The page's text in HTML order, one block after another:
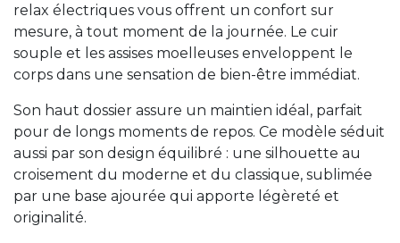
relax électriques vous offrent un confort sur
mesure, à tout moment de la journée. Le cuir
souple et les assises moelleuses enveloppent le
corps dans une sensation de bien-être immédiat.
Son haut dossier assure un maintien idéal, parfait
pour de longs moments de repos. Ce modèle séduit
aussi par son design équilibré : une silhouette au
croisement du moderne et du classique, sublimée
par une base ajourée qui apporte légèreté et
originalité.